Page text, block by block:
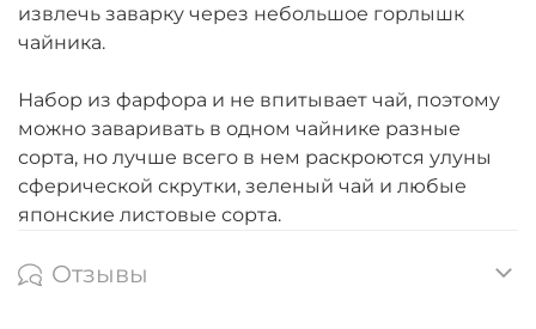
извлечь заварку через небольшое горлышк
чайника.
Набор из фарфора и не впитывает чай, поэтому
можно заваривать в одном чайнике разные
сорта, но лучше всего в нем раскроются улуны
сферической скрутки, зеленый чай и любые
японские листовые сорта.
Отзывы